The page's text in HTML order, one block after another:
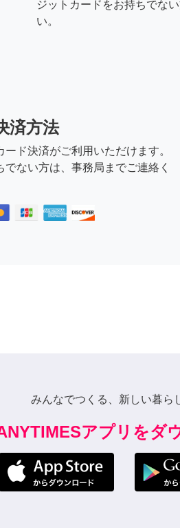
ジットカードをお持ちでな
い。
済方法
ド決済がご利用いただけます。
ない方は、事務局までご連絡く
みんなでつくる、新しい暮ら
アプリをダ